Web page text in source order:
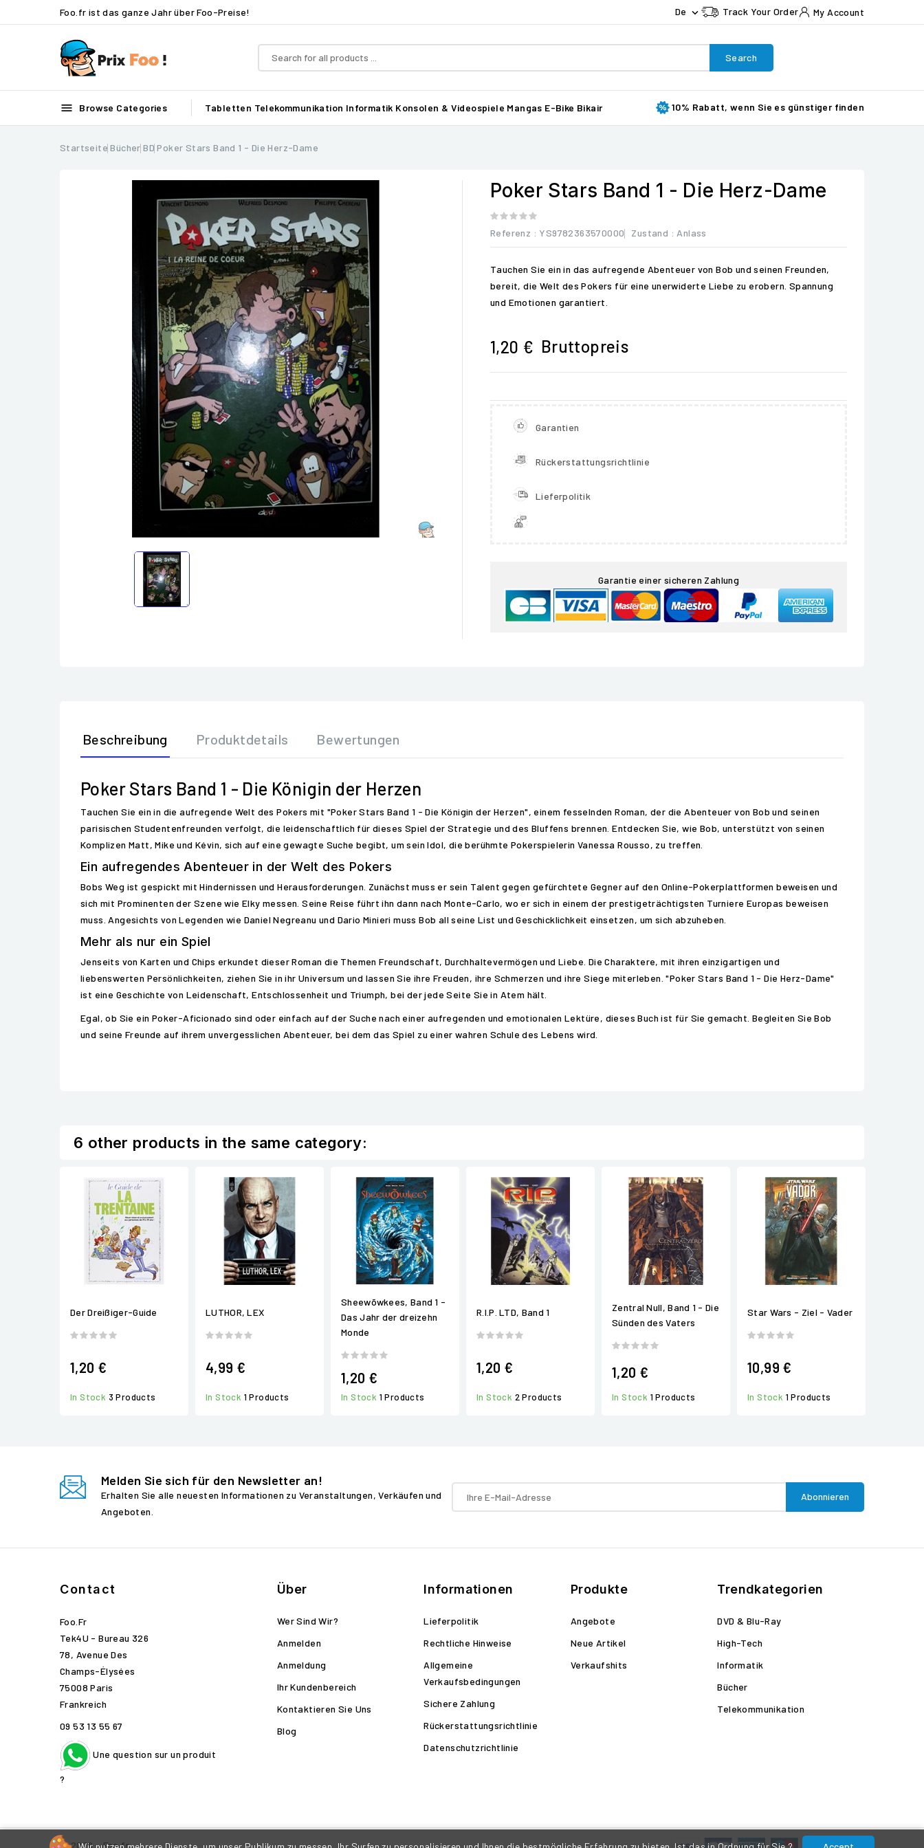
Foo.fr ist das ganze Jahr über Foo-Preise! De  Track Your Order My Account
Search
 Browse Categories Tabletten Telekommunikation Informatik Konsolen & Videospiele Mangas E-Bike Bikair 10% Rabatt, wenn Sie es günstiger finden
Startseite Bücher BD Poker Stars Band 1 - Die Herz-Dame

Poker Stars Band 1 - Die Herz-Dame
Referenz : YS9782363570000 Zustand : Anlass
Tauchen Sie ein in das aufregende Abenteuer von Bob und seinen Freunden,
bereit, die Welt des Pokers für eine unerwiderte Liebe zu erobern. Spannung
und Emotionen garantiert.
1,20 € Bruttopreis
Garantien
Rückerstattungsrichtlinie
Lieferpolitik
Garantie einer sicheren Zahlung
Beschreibung Produktdetails Bewertungen
Poker Stars Band 1 - Die Königin der Herzen
Tauchen Sie ein in die aufregende Welt des Pokers mit "Poker Stars Band 1 - Die Königin der Herzen", einem fesselnden Roman, der die Abenteuer von Bob und seinen
parisischen Studentenfreunden verfolgt, die leidenschaftlich für dieses Spiel der Strategie und des Bluffens brennen. Entdecken Sie, wie Bob, unterstützt von seinen
Komplizen Matt, Mike und Kévin, sich auf eine gewagte Suche begibt, um sein Idol, die berühmte Pokerspielerin Vanessa Rousso, zu treffen.
Ein aufregendes Abenteuer in der Welt des Pokers
Bobs Weg ist gespickt mit Hindernissen und Herausforderungen. Zunächst muss er sein Talent gegen gefürchtete Gegner auf den Online-Pokerplattformen beweisen und
sich mit Prominenten der Szene wie Elky messen. Seine Reise führt ihn dann nach Monte-Carlo, wo er sich in einem der prestigeträchtigsten Turniere Europas beweisen
muss. Angesichts von Legenden wie Daniel Negreanu und Dario Minieri muss Bob all seine List und Geschicklichkeit einsetzen, um sich abzuheben.
Mehr als nur ein Spiel
Jenseits von Karten und Chips erkundet dieser Roman die Themen Freundschaft, Durchhaltevermögen und Liebe. Die Charaktere, mit ihren einzigartigen und
liebenswerten Persönlichkeiten, ziehen Sie in ihr Universum und lassen Sie ihre Freuden, ihre Schmerzen und ihre Siege miterleben. "Poker Stars Band 1 - Die Herz-Dame"
ist eine Geschichte von Leidenschaft, Entschlossenheit und Triumph, bei der jede Seite Sie in Atem hält.
Egal, ob Sie ein Poker-Aficionado sind oder einfach auf der Suche nach einer aufregenden und emotionalen Lektüre, dieses Buch ist für Sie gemacht. Begleiten Sie Bob
und seine Freunde auf ihrem unvergesslichen Abenteuer, bei dem das Spiel zu einer wahren Schule des Lebens wird.
6 other products in the same category:
Der Dreißiger-Guide
1,20 €
In Stock 3 Products
LUTHOR, LEX
4,99 €
In Stock 1 Products
Sheewõwkees, Band 1 -
Das Jahr der dreizehn
Monde
1,20 €
In Stock 1 Products
R.I.P. LTD, Band 1
1,20 €
In Stock 2 Products
Zentral Null, Band 1 - Die
Sünden des Vaters
1,20 €
In Stock 1 Products
Star Wars - Ziel - Vader
10,99 €
In Stock 1 Products
Melden Sie sich für den Newsletter an!
Erhalten Sie alle neuesten Informationen zu Veranstaltungen, Verkäufen und
Angeboten.
Contact
Foo.fr
Tek4U - Bureau 326
78, Avenue Des
Champs-Élysées
75008 Paris
Frankreich
09 53 13 55 67
Une question sur un produit
?
Über
Wer Sind Wir?
Anmelden
Anmeldung
Ihr Kundenbereich
Kontaktieren Sie Uns
Blog
Informationen
Lieferpolitik
Rechtliche Hinweise
Allgemeine
Verkaufsbedingungen
Sichere Zahlung
Rückerstattungsrichtlinie
Datenschutzrichtlinie
Produkte
Angebote
Neue Artikel
Verkaufshits
Trendkategorien
DVD & Blu-Ray
High-Tech
Informatik
Bücher
Telekommunikation
© 2026 - Foo.fr